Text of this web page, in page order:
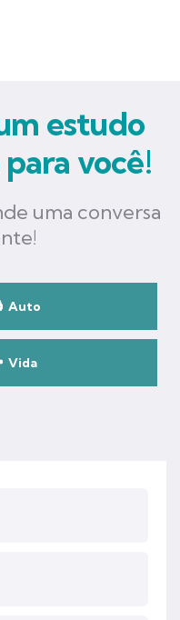
estudo
você!
uma conversa
Auto
Vida